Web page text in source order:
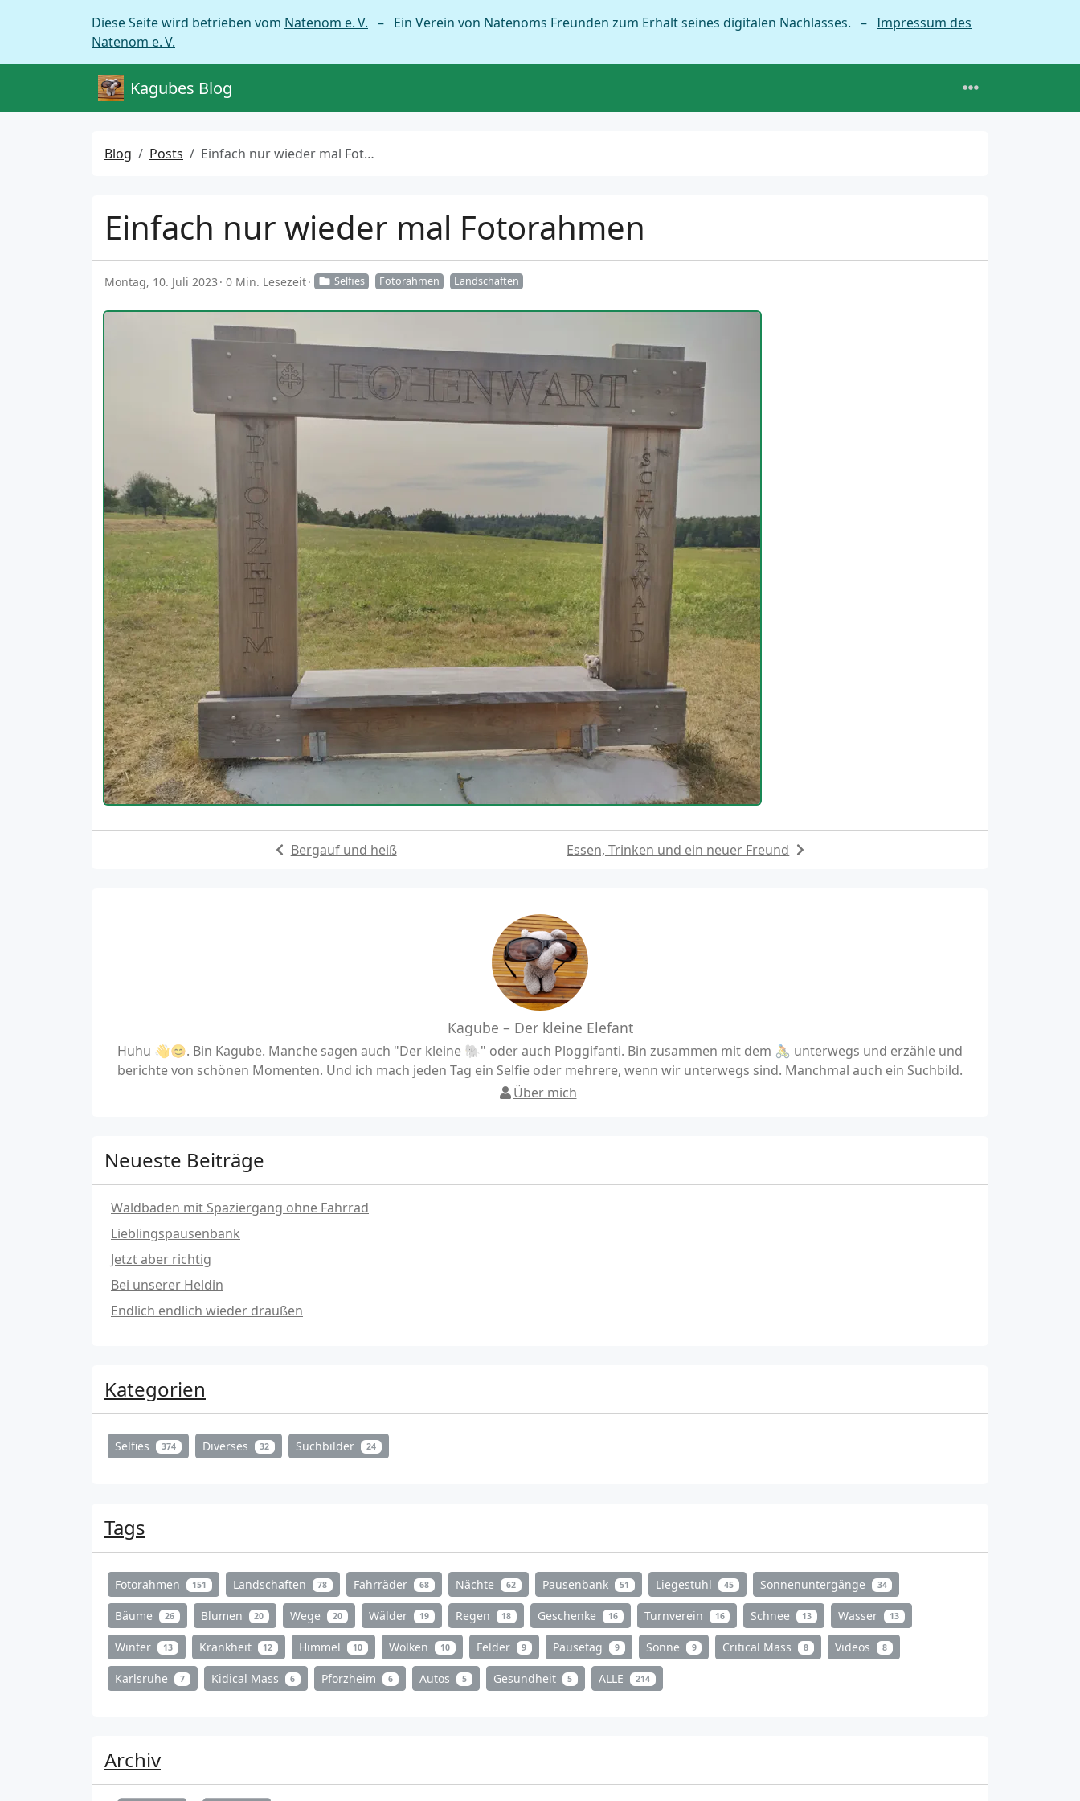
Diese Seite wird betrieben vom Natenom e. V. – Ein Verein von Natenoms Freunden zum Erhalt seines digitalen Nachlasses. – Impressum des
Natenom e. V.
Kagubes Blog
Blog Posts Einfach nur wieder mal Fotorahmen
Einfach nur wieder mal Fotorahmen
Montag, 10. Juli 2023 0 Min. Lesezeit Selfies Fotorahmen Landschaften
Bergauf und heiß Essen, Trinken und ein neuer Freund
Kagube – Der kleine Elefant
Huhu 👋😊. Bin Kagube. Manche sagen auch "Der kleine 🐘" oder auch Ploggifanti. Bin zusammen mit dem 🚴 unterwegs und erzähle und
berichte von schönen Momenten. Und ich mach jeden Tag ein Selfie oder mehrere, wenn wir unterwegs sind. Manchmal auch ein Suchbild.
Über mich
Neueste Beiträge
Waldbaden mit Spaziergang ohne Fahrrad
Lieblingspausenbank
Jetzt aber richtig
Bei unserer Heldin
Endlich endlich wieder draußen
Kategorien
Selfies 374 Diverses 32 Suchbilder 24
Tags
Fotorahmen 151 Landschaften 78 Fahrräder 68 Nächte 62 Pausenbank 51 Liegestuhl 45 Sonnenuntergänge 34
Bäume 26 Blumen 20 Wege 20 Wälder 19 Regen 18 Geschenke 16 Turnverein 16 Schnee 13 Wasser 13
Winter 13 Krankheit 12 Himmel 10 Wolken 10 Felder 9 Pausetag 9 Sonne 9 Critical Mass 8 Videos 8
Karlsruhe 7 Kidical Mass 6 Pforzheim 6 Autos 5 Gesundheit 5 ALLE 214
Archiv